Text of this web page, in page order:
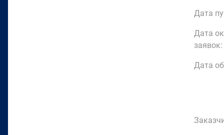
Дата
Дата
заявок:
Дата